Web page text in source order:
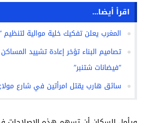
اقرأ أيضا...
المغرب يعلن تفكيك خلية موالية
تصاميم البناء تؤخر إعادة تشييد
“فيضانات شتنبر”
سائق هارب يقتل امرأتين في شارع